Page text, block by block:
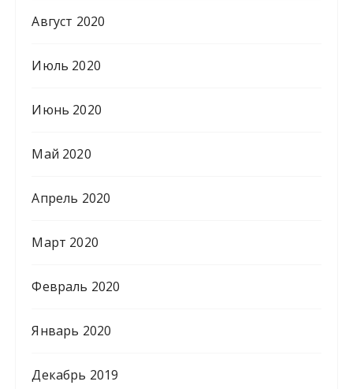
Август 2020
Июль 2020
Июнь 2020
Май 2020
Апрель 2020
Март 2020
Февраль 2020
Январь 2020
Декабрь 2019